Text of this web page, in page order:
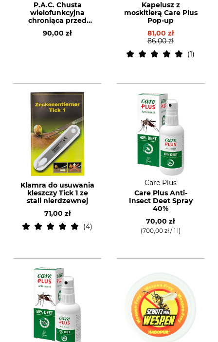
P.A.C. Chusta
wielofunkcyjna
chroniąca przed
komarami
90,00 zł
Kapelusz z
moskitierą Care Plus
Pop-up
81,00 zł
86,00 zł
1
Klamra do usuwania
kleszczy Tick 1 ze
stali nierdzewnej
71,00 zł
4
Care Plus
Care Plus Anti-
Insect Deet Spray
40%
70,00 zł
(700,00 zł / 1 l)